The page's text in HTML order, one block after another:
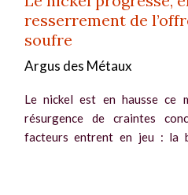
resserrement de
soufre
Argus des Métaux
Le nickel est en hausse ce
résurgence de craintes
facteurs entrent en jeu : la